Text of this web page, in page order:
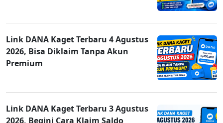
Link DANA Kaget Terbaru 4 Agustus
2026, Bisa Diklaim Tanpa Akun
Premium
Link DANA Kaget Terbaru 3 Agustus
2026, Begini Cara Klaim Saldo